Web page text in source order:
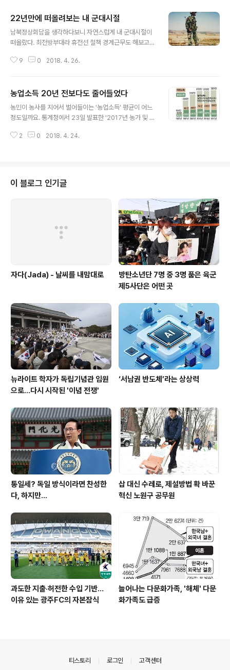
22년만에 떠올려보는 내 군대시절
남북정상회담을 생각하다보니 자연스럽게 내 군대시절이
떠올랐다. 최전방부대라 휴전선 철책 경계근무도 해보고
월북하는 꼴도 보고... 휴전선에선 대남방송과 대북방송이
금도 잊혀지지 않는게 1996년 5월18일이었다. 대남방송
에선 몇시간 동안 5.18추모식 방송을 내보냈다. 그때 추모
연설을 했던 최고인민회의 의장 양형섭이란 이름이 지금도
송만 해댔다. 대한민국 군인인게 자괴감이 느껴지는 날이
9 0 2018. 4. 26.
농업소득 20년 전보다도 줄어들었다
농민이 농사를 지어서 벌어들이는 '농업소득' 평균이 어느
정도일까요. 통계청에서 23일 발표한 '2017년 농가 및 어
도 적은 금액입니다. 농사만 지어서는 최저임금 수준도 벌
자료를 보면 지난해 농가 평균소득은 3824만원으로 전년
보다 2.8% 늘었습니다. 이 가운데 농업소득(1005만원)은
전년(1007만원)보다도 0.2% 줄었습니다. 지난해 4월 가
뭄과 여름 폭염으로 농작물 수확 여건이 좋지 않았고 201
6년 말 조류 인플루엔자(AI) 영향이라고 합니다. 농업 외
2 0 2018. 4. 24.
이 블로그 인기글
자다(Jada) - 날씨를 내맘대로
방탄소년단 7명 중 3명 품은 육군
제5사단은 어떤 곳
뉴라이트 학자가 독립기념관 임원
으로…다시 시작된 '이념 전쟁'
‘서남권 반도체’라는 상상력
통일세? 독일 방식이라면 찬성한
다, 하지만...
삽 대신 수레로, 제설방법 확 바꾼
혁신 노원구 공무원
과도한 지출·허전한 수입 기반…
이유 있는 광주FC의 자본잠식
늘어나는 다문화가족, '해체' 다문
화가족도 급증
티스토리 로그인 고객센터